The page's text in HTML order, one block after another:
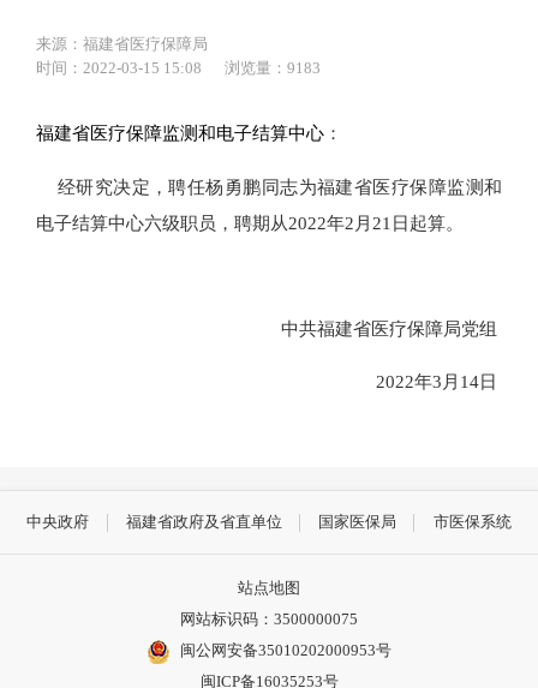
来源：福建省医疗保障局
时间：2022-03-15 15:08
浏览量：9183
福建省医疗保障监测和电子结算中心 ：
经研究决定，聘任杨勇鹏同志为福建省医疗保障监测和
电子结算中心六级职员，聘期从2022年2 月 21 日起算。
中共福建省医疗保障局党组
2022年3月14日
中央政府 福建省政府及省直单位 国家医保局 市医保系统
站点地图
网站标识码：3500000075
闽公网安备35010202000953号
闽ICP备16035253号